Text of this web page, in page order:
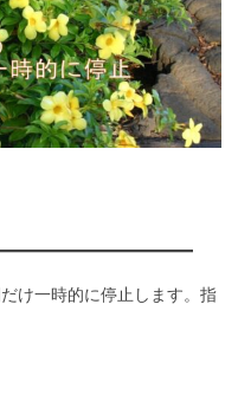
け一時的に停止します。指